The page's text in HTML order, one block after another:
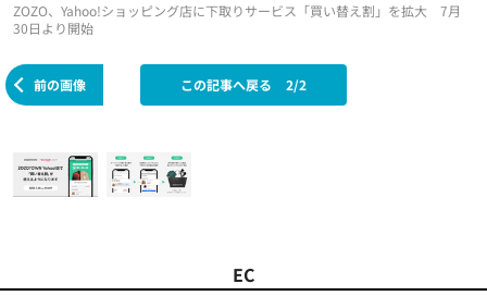
ZOZO、Yahoo!ショッピング店に下取りサービス「買い替え割」を拡大 7月
30日より開始
前の画像 この記事へ戻る 2/2
EC